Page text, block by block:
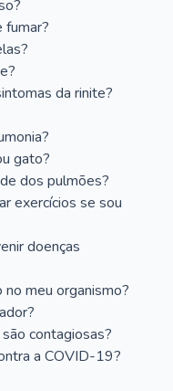
fumar?
da rinite?
gato?
dos pulmões?
exercícios se sou
doenças
meu organismo?
contagiosas?
a COVID-19?